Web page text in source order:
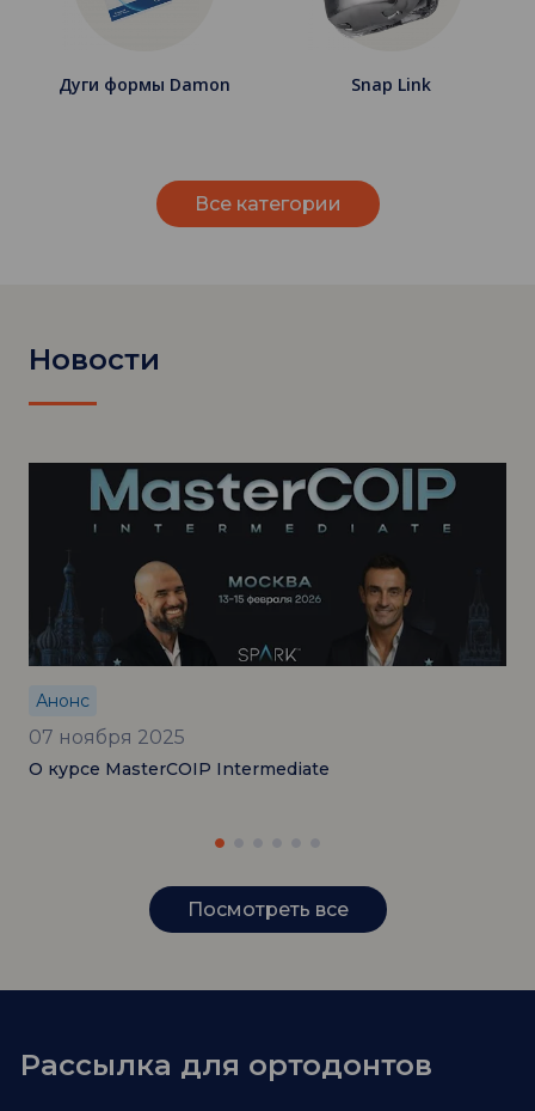
Дуги формы Damon Snap Link
Все категории
Новости
Анонс
07 ноября 2025
О курсе MasterCOIP Intermediate
Посмотреть все
Рассылка для ортодонтов